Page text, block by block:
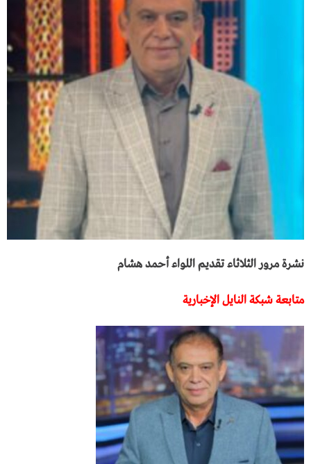
نشرة مرور الثلاثاء تقديم اللواء أحمد هشام
متابعة شبكة النايل الإخبارية